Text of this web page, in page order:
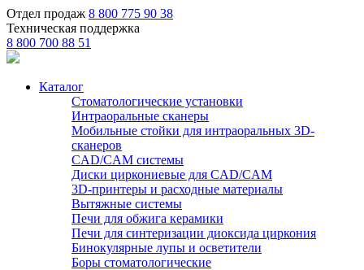
Отдел продаж 8 800 775 90 38
Техническая поддержка
8 800 700 88 51
Каталог
Стоматологические установки
Интраоральные сканеры
Мобильные стойки для интраоральных 3D-
сканеров
CAD/CAM системы
Диски циркониевые для CAD/CAM
3D-принтеры и расходные материалы
Вытяжные системы
Печи для обжига керамики
Печи для синтеризации диоксида циркония
Бинокулярные лупы и осветители
Боры стоматологические